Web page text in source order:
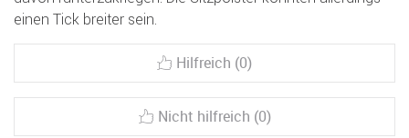
einen Tick breiter sein.
Hilfreich (0)
Nicht hilfreich (0)